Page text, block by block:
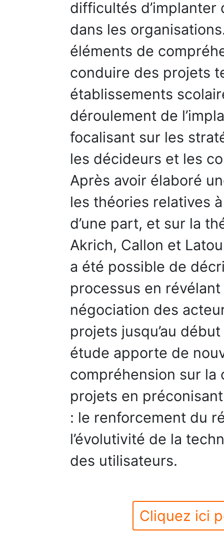
difficultés
dans les
éléments de
conduire des projets
établissements
déroulement de
focalisant sur les
les décideurs et les
Après avoir élaboré
les théories relatives
d’une part, et sur la
Akrich, Callon et
a été possible de
processus en
négociation des
projets jusqu’au
étude apporte de
compréhension sur
projets en
: le renforcement du
l’évolutivité de la
des utilisateurs.
Cliquez ici